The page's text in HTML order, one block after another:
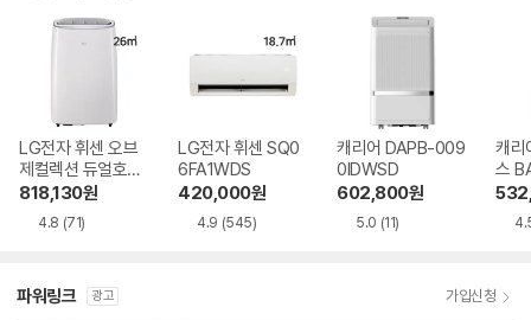
LG전자 휘센 오브
제컬렉션 듀얼호스
PQ08FDWBS
818,130원
4.8 (71)
LG전자 휘센 SQ0
6FA1WDS
420,000원
4.9 (545)
캐리어 DAPB-009
0IDWSD
602,800원
5.0 (11)
캐리
스
파워링크 광고 가입신청